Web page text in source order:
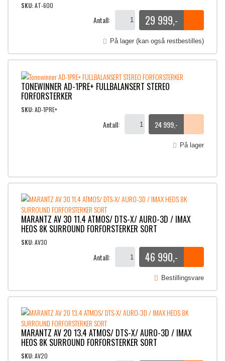
SKU:AT-600
Antall: 29 999,-
På lager (kan også restbestilles)
TONEWINNER AD-1PRE+ FULLBALANSERT STEREO
FORFORSTERKER
SKU:AD-1PRE+
Antall: 24 999,-
På lager
MARANTZ AV 30 11.4 ATMOS/ DTS-X/ AURO-3D / IMAX
HEOS 8K SURROUND FORFORSTERKER SORT
SKU:AV30
Antall: 46 990,-
Bestillingsvare
MARANTZ AV 20 13.4 ATMOS/ DTS-X/ AURO-3D / IMAX
HEOS 8K SURROUND FORFORSTERKER SORT
SKU:AV20